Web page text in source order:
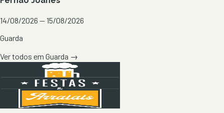
14/08/2026 — 15/08/2026
Guarda
Ver todos em Guarda →